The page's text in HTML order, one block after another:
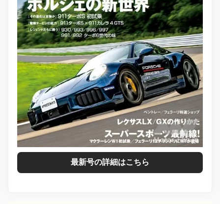
最新号の詳細はこちら